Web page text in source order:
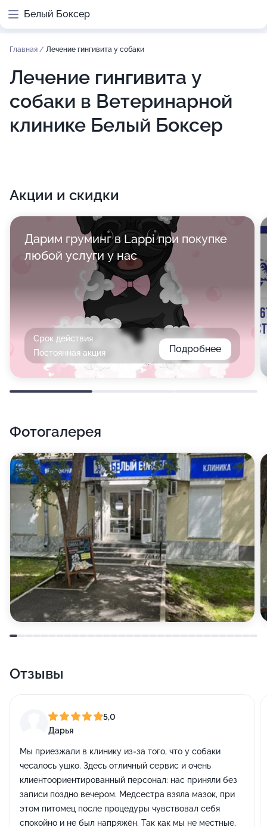
Белый Боксер
Главная / Лечение гингивита у собаки
Лечение гингивита у
собаки в Ветеринарной
клинике Белый Боксер
Акции и скидки
Дарим груминг в Lappi при покупке
любой услуги у нас
Срок действия
Постоянная акция
Подробнее
Фотогалерея
Отзывы
5,0
Дарья
Мы приезжали в клинику из-за того, что у собаки
чесалось ушко. Здесь отличный сервис и очень
клиентоориентированный персонал: нас приняли без
записи поздно вечером. Медсестра взяла мазок, при
этом питомец после процедуры чувствовал себя
спокойно и не был напряжён. Так как мы не местные,